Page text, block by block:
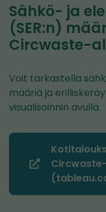
Sähkö- ja
(SER:n)
Circwaste-
Voit tarkastella
määriä ja
visualisoinnin avulla.
(siirryt
toiseen
palveluun)